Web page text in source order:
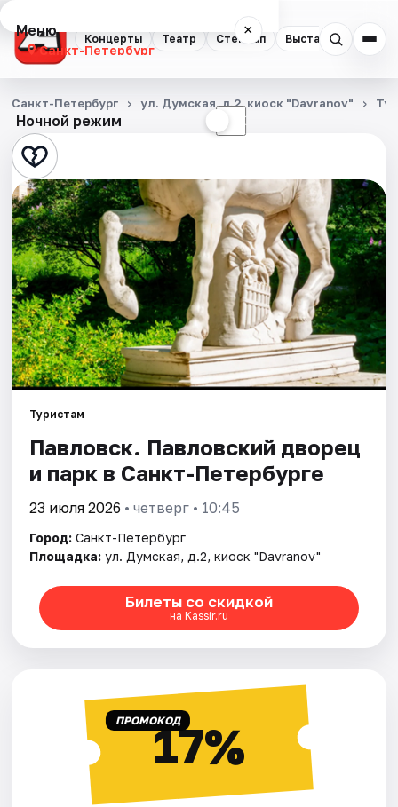
Концерты Театр Стендап Выставки
Меню ×
Санкт-Петербург
Концерты
Театр
Стендап
Выставки
Квесты
Экскурсии
Спорт
События
Города
Площадки
Рейтинги
Ночной режим ☾
Санкт-Петербург ул. Думская, д.2, киоск "Davranov"
Туристам
Павловск. Павловский дворец
и парк в Санкт-Петербурге
23 июля 2026 • четверг • 10:45
Город: Санкт-Петербург
Площадка: ул. Думская, д.2, киоск "Davranov"
Билеты со скидкой
на Kassir.ru
ПРОМОКОД17%